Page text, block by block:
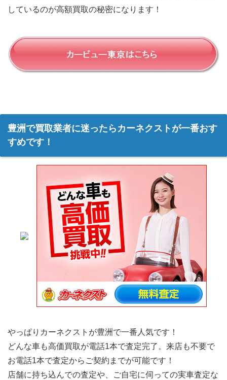
しているのが高額買取の秘密になります！
豊洲で買取業者に迷ったらカーネクストが一番おす
すめです！
やっぱりカーネクストが豊洲で一番人気です！
どんな車も高価買取が電話1本で査定完了。来店も不要で
お電話1本で査定からご契約までが可能です！
店舗に持ち込んでの査定や、ご自宅に伺っての実車査定な